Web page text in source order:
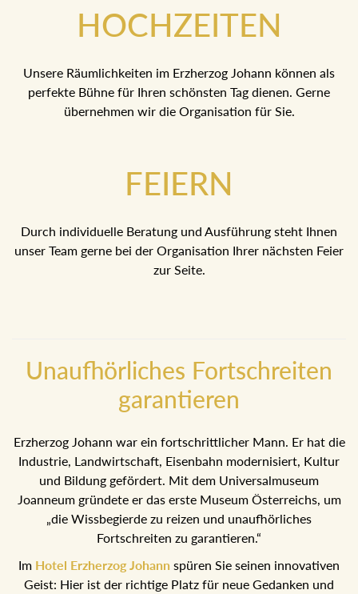
HOCHZEITEN
Unsere Räumlichkeiten im Erzherzog Johann können als
perfekte Bühne für Ihren schönsten Tag dienen. Gerne
übernehmen wir die Organisation für Sie.
FEIERN
Durch individuelle Beratung und Ausführung steht Ihnen
unser Team gerne bei der Organisation Ihrer nächsten Feier
zur Seite.
Unaufhörliches Fortschreiten
garantieren
Erzherzog Johann war ein fortschrittlicher Mann. Er hat die
Industrie, Landwirtschaft, Eisenbahn modernisiert, Kultur
und Bildung gefördert. Mit dem Universalmuseum
Joanneum gründete er das erste Museum Österreichs, um
„die Wissbegierde zu reizen und unaufhörliches
Fortschreiten zu garantieren.“
Im Hotel Erzherzog Johann spüren Sie seinen innovativen
Geist: Hier ist der richtige Platz für neue Gedanken und